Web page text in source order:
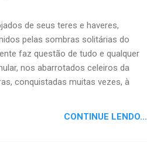
de seus teres e haveres,
pelas sombras solitárias do
faz questão de tudo e qualquer
nos abarrotados celeiros da
conquistadas muitas vezes, à
CONTINUE LENDO...